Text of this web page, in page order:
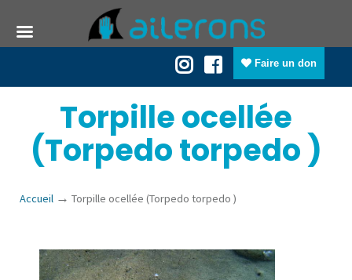
Faire un don
Torpille ocellée
(Torpedo torpedo )
Accueil → Torpille ocellée (Torpedo torpedo )